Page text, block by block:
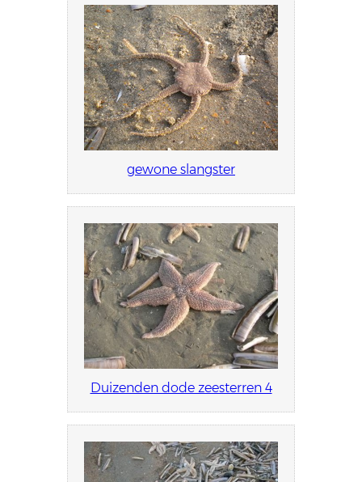
gewone slangster
Duizenden dode zeesterren 4